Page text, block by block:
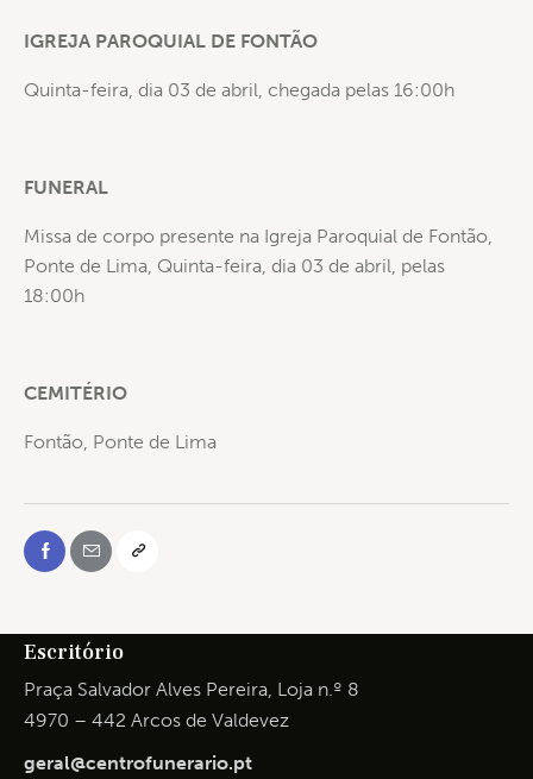
IGREJA PAROQUIAL DE FONTÃO
Quinta-feira, dia 03 de abril, chegada pelas 16:00h
FUNERAL
Missa de corpo presente na Igreja Paroquial de Fontão,
Ponte de Lima, Quinta-feira, dia 03 de abril, pelas
18:00h
CEMITÉRIO
Fontão, Ponte de Lima
Escritório
Praça Salvador Alves Pereira, Loja n.º 8
4970 – 442 Arcos de Valdevez
geral@centrofunerario.pt